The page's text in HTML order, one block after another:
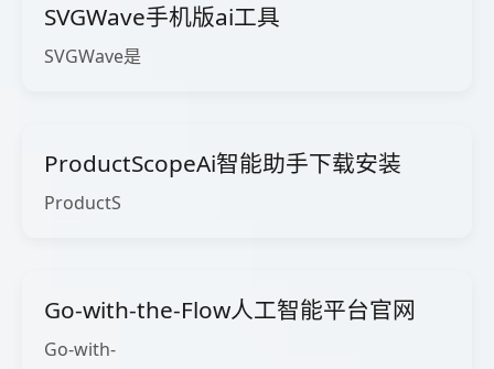
SVGWave手机版ai工具
SVGWave是
ProductScopeAi智能助手下载安装
ProductS
Go-with-the-Flow人工智能平台官网
Go-with-